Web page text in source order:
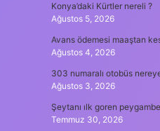
Konya’daki Kürtler nereli ?
Ağustos 5, 2026
Avans ödemesi maaştan
Ağustos 4, 2026
303 numaralı otobüs
Ağustos 3, 2026
Şeytanı ılk goren
Temmuz 30, 2026